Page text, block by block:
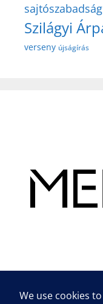
sajtószabadság
Szilágyi
verseny újságírás